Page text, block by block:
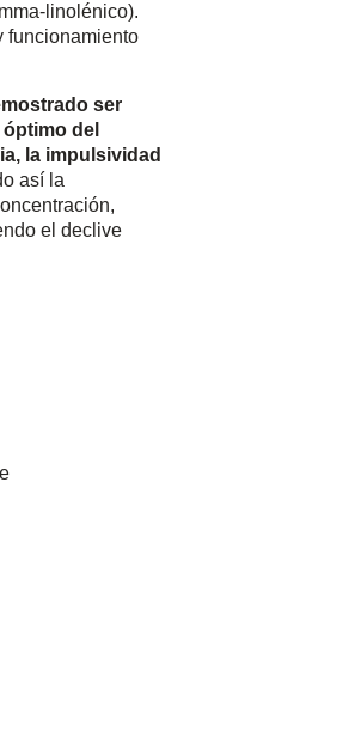
linolénico).
funcionamiento
ser
del
la impulsividad
así la
el declive